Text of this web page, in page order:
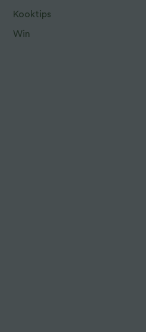
Kooktips
Win